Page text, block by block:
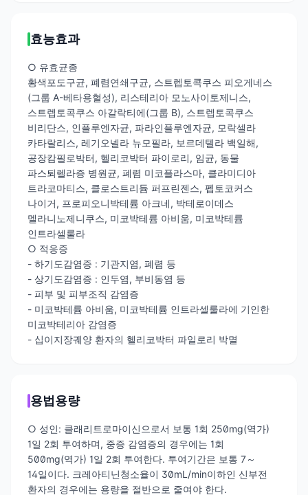
효능효과
○ 유효균종
황색포도구균, 폐렴연쇄구균, 스트렙토콕쿠스 피오게네스
(그룹 A-베타용혈성), 리스테리아 모노사이토제니스,
스트렙토콕쿠스 아갈락티에(그룹 B), 스트렙토콕쿠스
비리단스, 인플루엔자균, 파라인플루엔자균, 모락셀라
카타랄리스, 레기오넬라 뉴모필라, 보르데텔라 백일해,
공장캄필로박터, 헬리코박터 파이로리, 임균, 동물
파스퇴렐라증 병원균, 폐렴 미코플라스마, 클라미디아
트라코마티스, 클로스트리듐 퍼프린젠스, 펩토코커스
나이거, 프로피오니박테륨 아크네, 박테로이데스
멜라니노제니쿠스, 미코박테륨 아비움, 미코박테륨
인트라셀룰라
○ 적응증
- 하기도감염증 : 기관지염, 폐렴 등
- 상기도감염증 : 인두염, 부비동염 등
- 피부 및 피부조직 감염증
- 미코박테륨 아비움, 미코박테륨 인트라셀룰라에 기인한
미코박테리아 감염증
- 십이지장궤양 환자의 헬리코박터 파일로리 박멸
용법용량
○ 성인: 클래리트로마이신으로서 보통 1회 250mg(역가)
1일 2회 투여하며, 중증 감염증의 경우에는 1회
500mg(역가) 1일 2회 투여한다. 투여기간은 보통 7～
14일이다. 크레아티닌청소율이 30mL/min이하인 신부전
환자의 경우에는 용량을 절반으로 줄여야 한다.